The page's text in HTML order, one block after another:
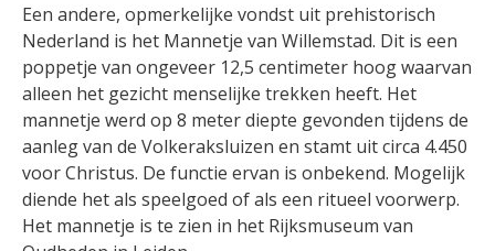
Een andere, opmerkelijke vondst uit prehistorisch
Nederland is het Mannetje van Willemstad. Dit is een
poppetje van ongeveer 12,5 centimeter hoog waarvan
alleen het gezicht menselijke trekken heeft. Het
mannetje werd op 8 meter diepte gevonden tijdens de
aanleg van de Volkeraksluizen en stamt uit circa 4.450
voor Christus. De functie ervan is onbekend. Mogelijk
diende het als speelgoed of als een ritueel voorwerp.
Het mannetje is te zien in het Rijksmuseum van